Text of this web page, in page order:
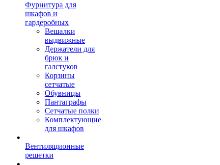
Фурнитура для
шкафов и
гардеробных
Вешалки
выдвижные
Держатели для
брюк и
галстуков
Корзины
сетчатые
Обувницы
Пантаграфы
Сетчатые полки
Комплектующие
для шкафов
Вентиляционные
решетки